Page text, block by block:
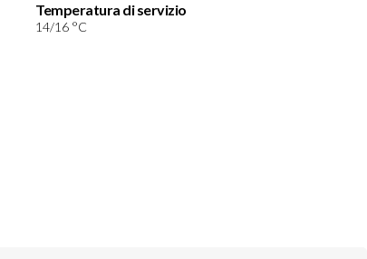
Temperatura di servizio
14/16 °C